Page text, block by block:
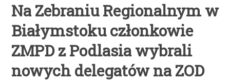
Na Zebraniu Regionalnym w
Białymstoku członkowie
ZMPD z Podlasia wybrali
nowych delegatów na ZOD